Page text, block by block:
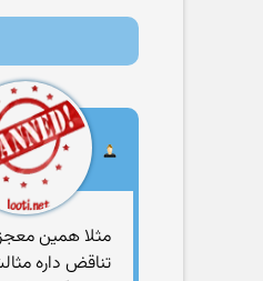
مثلا همین
تناقض داره